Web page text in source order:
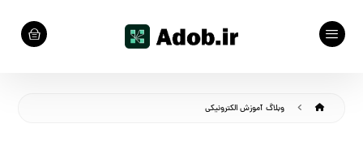
وبلاگ آموزش الکترونیکی